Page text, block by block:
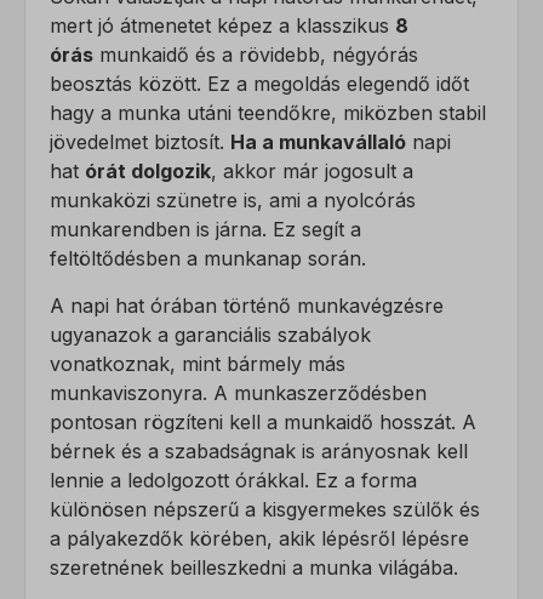
mert jó átmenetet képez a klasszikus 8
órás munkaidő és a rövidebb, négyórás
beosztás között. Ez a megoldás elegendő időt
hagy a munka utáni teendőkre, miközben stabil
jövedelmet biztosít. Ha a munkavállaló napi
hat órát dolgozik, akkor már jogosult a
munkaközi szünetre is, ami a nyolcórás
munkarendben is járna. Ez segít a
feltöltődésben a munkanap során.
A napi hat órában történő munkavégzésre
ugyanazok a garanciális szabályok
vonatkoznak, mint bármely más
munkaviszonyra. A munkaszerződésben
pontosan rögzíteni kell a munkaidő hosszát. A
bérnek és a szabadságnak is arányosnak kell
lennie a ledolgozott órákkal. Ez a forma
különösen népszerű a kisgyermekes szülők és
a pályakezdők körében, akik lépésről lépésre
szeretnének beilleszkedni a munka világába.